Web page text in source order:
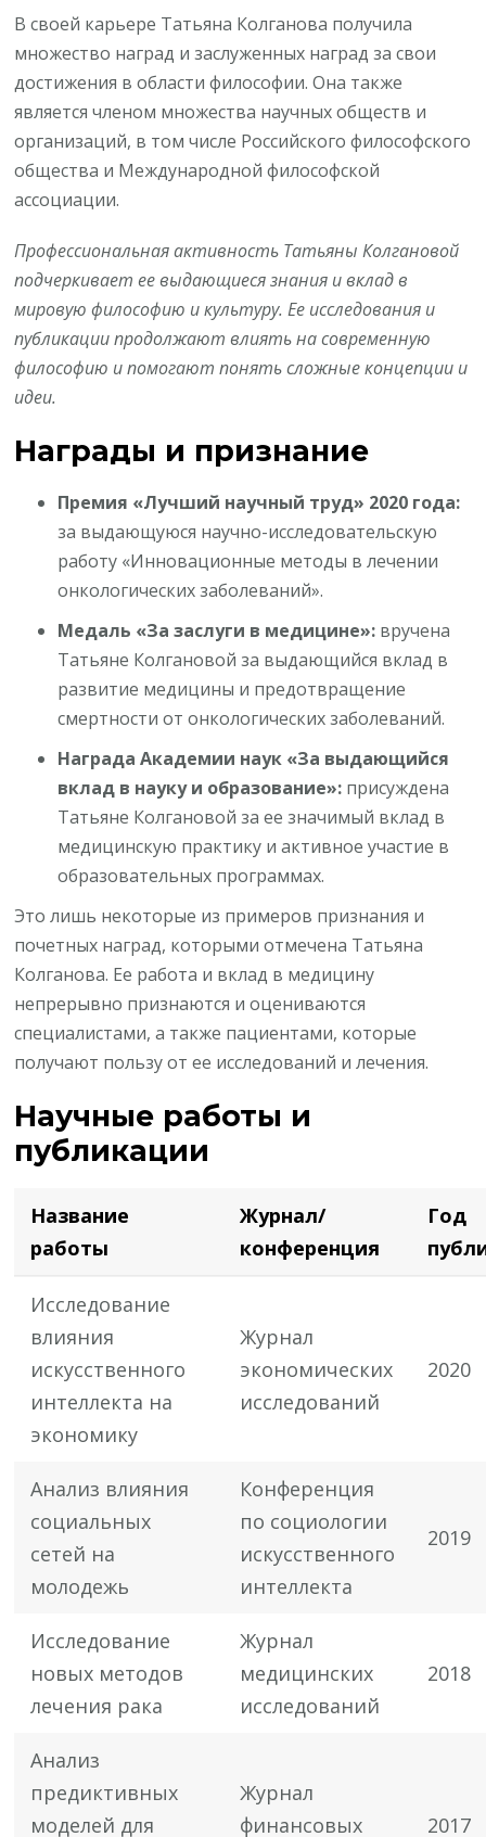
В своей карьере Татьяна Колганова получила
множество наград и заслуженных наград за свои
достижения в области философии. Она также
является членом множества научных обществ и
организаций, в том числе Российского философского
общества и Международной философской
ассоциации.
Профессиональная активность Татьяны Колгановой
подчеркивает ее выдающиеся знания и вклад в
мировую философию и культуру. Ее исследования и
публикации продолжают влиять на современную
философию и помогают понять сложные концепции и
идеи.
Награды и признание
Премия «Лучший научный труд» 2020 года:
за выдающуюся научно-исследовательскую
работу «Инновационные методы в лечении
онкологических заболеваний».
Медаль «За заслуги в медицине»: вручена
Татьяне Колгановой за выдающийся вклад в
развитие медицины и предотвращение
смертности от онкологических заболеваний.
Награда Академии наук «За выдающийся
вклад в науку и образование»: присуждена
Татьяне Колгановой за ее значимый вклад в
медицинскую практику и активное участие в
образовательных программах.
Это лишь некоторые из примеров признания и
почетных наград, которыми отмечена Татьяна
Колганова. Ее работа и вклад в медицину
непрерывно признаются и оцениваются
специалистами, а также пациентами, которые
получают пользу от ее исследований и лечения.
Научные работы и
публикации
Название
работы
Журнал/
конференция
Год
Исследование
влияния
искусственного
интеллекта на
экономику
Журнал
экономических
исследований
2020
Анализ влияния
социальных
сетей на
молодежь
Конференция
по социологии
искусственного
интеллекта
2019
Исследование
новых методов
лечения рака
Журнал
медицинских
исследований
2018
Анализ
предиктивных
моделей для
Журнал
финансовых
2017